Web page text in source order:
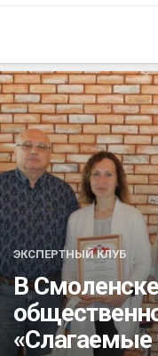
Послесловие к
Факт
Неожиданный
Контакты
Люди родного края
Акция
К 70-летию
Конкурс
Люди родного края
ЭКСПЕРТНЫЙ КЛУБ
В
«Слагаемые